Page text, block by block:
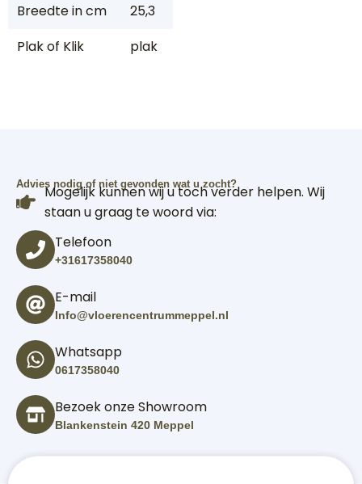
Breedte in cm
25,3
Plak of Klik
plak
Advies nodig of niet gevonden wat u zocht?
Mogelijk kunnen wij u toch verder helpen. Wij
staan u graag te woord via:
Telefoon
+31617358040
E-mail
Info@vloerencentrummeppel.nl
Whatsapp
0617358040
Bezoek onze Showroom
Blankenstein 420 Meppel